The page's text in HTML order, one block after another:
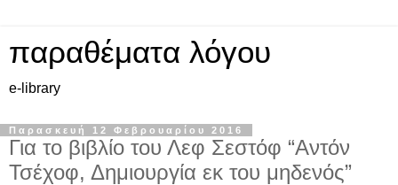
παραθέματα λόγου
e-library
Παρασκευή 12 Φεβρουαρίου 2016
Για το βιβλίο του Λεφ Σεστόφ “Αντόν
Τσέχοφ, Δημιουργία εκ του μηδενός”